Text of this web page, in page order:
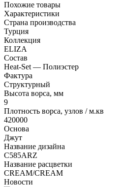
Похожие товары
Характеристики
Страна производства
Турция
Коллекция
ELIZA
Состав
Heat-Set — Полиэстер
Фактура
Структурный
Высота ворса, мм
9
Плотность ворса, узлов / м.кв
420000
Основа
Джут
Название дизайна
C585ARZ
Название расцветки
CREAM/CREAM
Новости